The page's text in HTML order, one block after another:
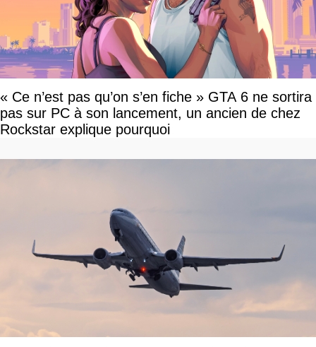
« Ce n’est pas qu’on s’en fiche » GTA 6 ne sortira
pas sur PC à son lancement, un ancien de chez
Rockstar explique pourquoi